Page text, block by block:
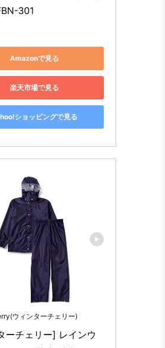
301
Amazonで見る
楽天市場で見る
ショッピングで見る
ウィンターチェリー)
ーチェリー] レインウ